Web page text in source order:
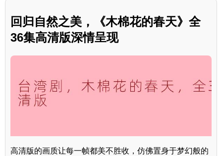
回归自然之美，《木棉花的春天》全
36集高清版深情呈现
高清版的画质让每一帧都美不胜收，仿佛置身于梦幻般的